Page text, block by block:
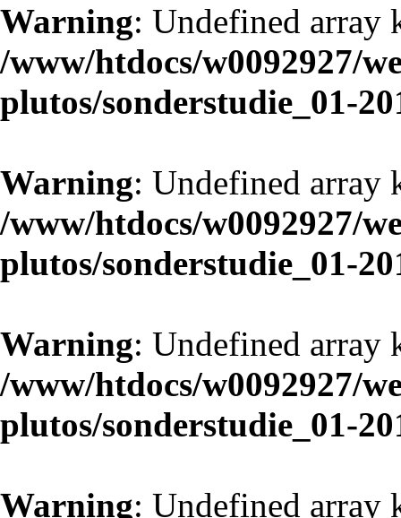
Warning: Undefined array
/www/htdocs/w0092927/
plutos/sonderstudie_01-
Warning: Undefined array
/www/htdocs/w0092927/
plutos/sonderstudie_01-
Warning: Undefined array
/www/htdocs/w0092927/
plutos/sonderstudie_01-
Warning: Undefined array